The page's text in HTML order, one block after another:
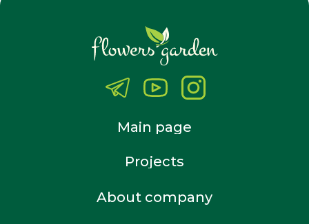
About company
Main page
Projects